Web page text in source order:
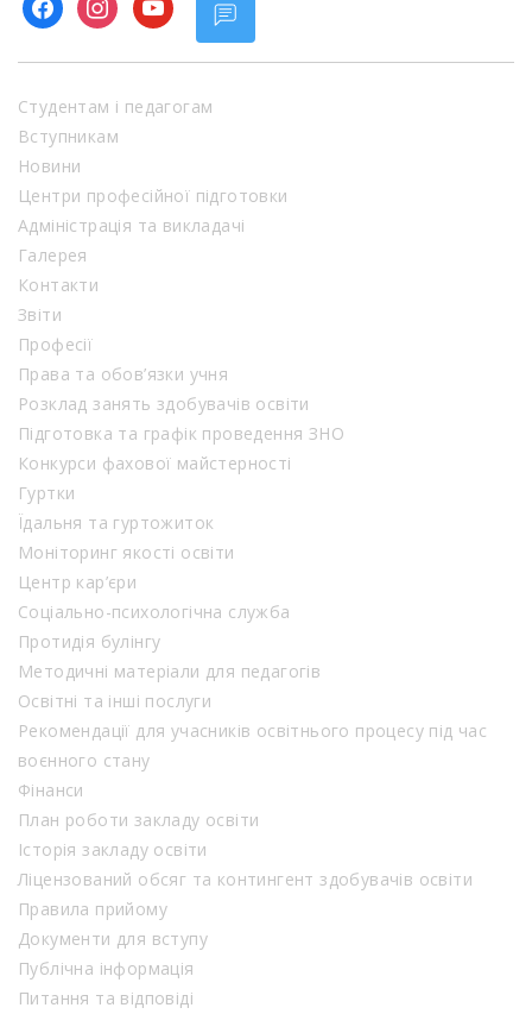
Студентам і педагогам
Вступникам
Новини
Центри професійної підготовки
Адміністрація та викладачі
Галерея
Контакти
Звіти
Професії
Права та обов’язки учня
Розклад занять здобувачів освіти
Підготовка та графік проведення ЗНО
Конкурси фахової майстерності
Гуртки
Їдальня та гуртожиток
Моніторинг якості освіти
Центр кар’єри
Соціально-психологічна служба
Протидія булінгу
Методичні матеріали для педагогів
Освітні та інші послуги
Рекомендації для учасників освітнього процесу під час
воєнного стану
Фінанси
План роботи закладу освіти
Історія закладу освіти
Ліцензований обсяг та контингент здобувачів освіти
Правила прийому
Документи для вступу
Публічна інформація
Питання та відповіді